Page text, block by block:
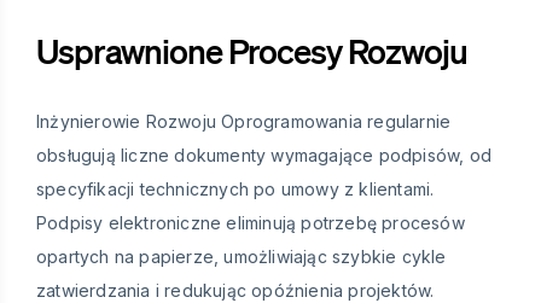
Usprawnione Procesy Rozwoju
Inżynierowie Rozwoju Oprogramowania regularnie
obsługują liczne dokumenty wymagające podpisów, od
specyfikacji technicznych po umowy z klientami.
Podpisy elektroniczne eliminują potrzebę procesów
opartych na papierze, umożliwiając szybkie cykle
zatwierdzania i redukując opóźnienia projektów.